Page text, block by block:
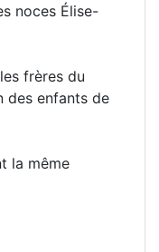
noces Élise-
frères du
des enfants de
la même